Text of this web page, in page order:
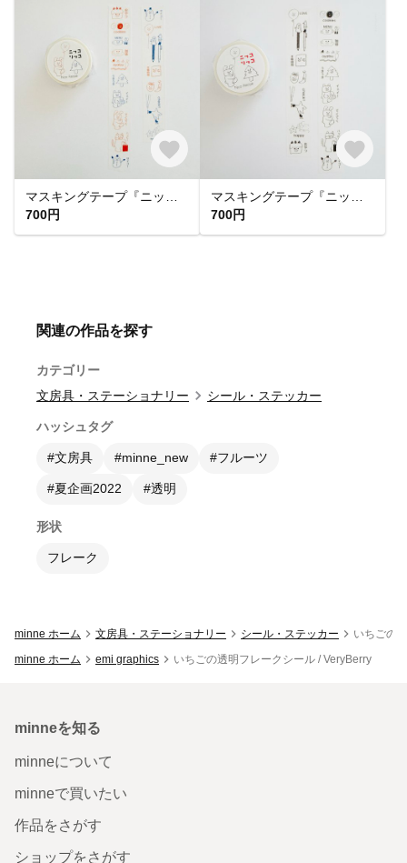
700円
700円
関連の作品を探す
カテゴリー
文房具・ステーショナリー
シール・ステッカー
ハッシュタグ
#文房具 #minne_new #フルーツ
#夏企画2022 #透明
形状
フレーク
minne ホーム 文房具・ステーショナリー シール・ステッカー
いちごの
minne ホーム
emi graphics いちごの透明フレークシール / VeryBerry
minneを知る
minneについて
minneで買いたい
作品をさがす
ショップをさがす